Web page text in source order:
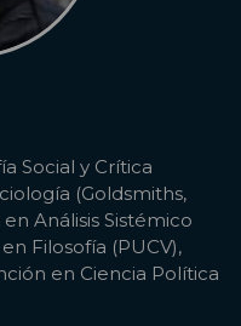
Social y Crítica
(Goldsmiths,
Análisis Sistémico
Filosofía (PUCV),
en Ciencia Política